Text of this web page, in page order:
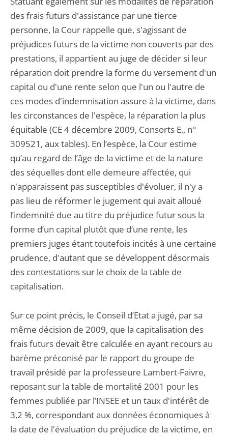
des frais futurs d'assistance par une tierce
personne, la Cour rappelle que, s'agissant de
préjudices futurs de la victime non couverts par des
prestations, il appartient au juge de décider si leur
réparation doit prendre la forme du versement d'un
capital ou d'une rente selon que l'un ou l'autre de
ces modes d'indemnisation assure à la victime, dans
les circonstances de l'espèce, la réparation la plus
équitable (CE 4 décembre 2009, Consorts E., n°
309521, aux tables). En l’espèce, la Cour estime
qu’au regard de l’âge de la victime et de la nature
des séquelles dont elle demeure affectée, qui
n'apparaissent pas susceptibles d'évoluer, il n'y a
pas lieu de réformer le jugement qui avait alloué
l’indemnité due au titre du préjudice futur sous la
forme d’un capital plutôt que d’une rente, les
premiers juges étant toutefois incités à une certaine
prudence, d'autant que se développent désormais
des contestations sur le choix de la table de
capitalisation.
Sur ce point précis, le Conseil d’Etat a jugé, par sa
même décision de 2009, que la capitalisation des
frais futurs devait être calculée en ayant recours au
barème préconisé par le rapport du groupe de
travail présidé par la professeure Lambert-Faivre,
reposant sur la table de mortalité 2001 pour les
femmes publiée par l’INSEE et un taux d'intérêt de
3,2 %, correspondant aux données économiques à
la date de l'évaluation du préjudice de la victime, en